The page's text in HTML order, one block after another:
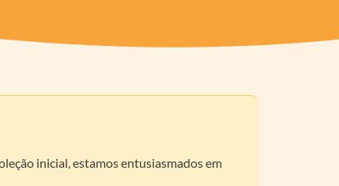
inicial, estamos entusiasmados em